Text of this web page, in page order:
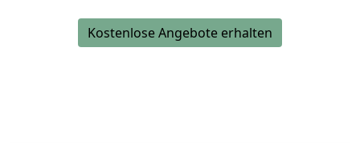
Kostenlose Angebote erhalten